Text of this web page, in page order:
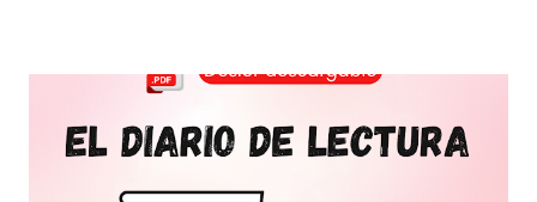
CALIGRAFÍA Y LETTERING Según la RAE, la tipografía es el " modo o estilo en que está
impreso un texto", mientras que la caligrafía es definida como el " arte de escribir
con letra bella y correctamente formada, según diferentes estilos". As...